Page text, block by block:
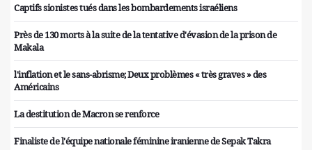
Captifs sionistes tués dans les bombardements israéliens
Près de 130 morts à la suite de la tentative d'évasion de la prison de
Makala
l'inflation et le sans-abrisme; Deux problèmes « très graves » des
Américains
La destitution de Macron se renforce
Finaliste de l'équipe nationale féminine iranienne de Sepak Takra